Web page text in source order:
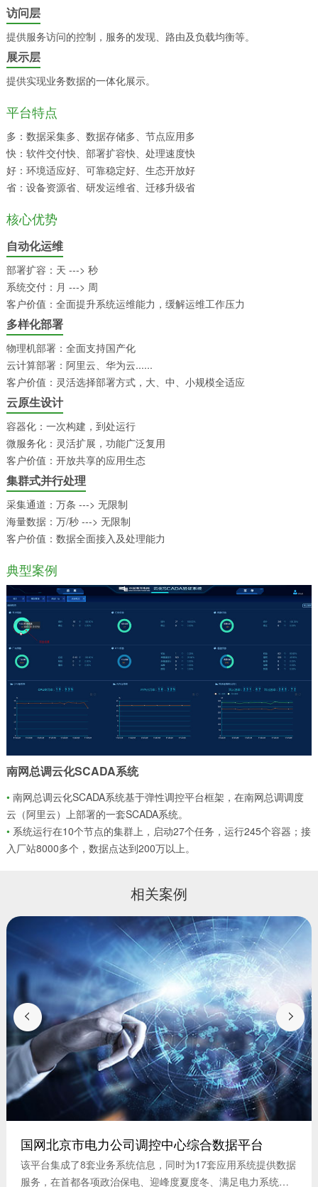
访问层
提供服务访问的控制，服务的发现、路由及负载均衡等。
展示层
提供实现业务数据的一体化展示。
平台特点
多：数据采集多、数据存储多、节点应用多
快：软件交付快、部署扩容快、处理速度快
好：环境适应好、可靠稳定好、生态开放好
省：设备资源省、研发运维省、迁移升级省
核心优势
自动化运维
部署扩容：天 ---> 秒
系统交付：月 ---> 周
客户价值：全面提升系统运维能力，缓解运维工作压力
多样化部署
物理机部署：全面支持国产化
云计算部署：阿里云、华为云......
客户价值：灵活选择部署方式，大、中、小规模全适应
云原生设计
容器化：一次构建，到处运行
微服务化：灵活扩展，功能广泛复用
客户价值：开放共享的应用生态
集群式并行处理
采集通道：万条 ---> 无限制
海量数据：万/秒 ---> 无限制
客户价值：数据全面接入及处理能力
典型案例
南网总调云化SCADA系统
•南网总调云化SCADA系统基于弹性调控平台框架，在南网总调调度
云（阿里云）上部署的一套SCADA系统。
•系统运行在10个节点的集群上，启动27个任务，运行245个容器；接
入厂站8000多个，数据点达到200万以上。
相关案例
国网北京市电力公司调控中心综合数据平台
该平台集成了8套业务系统信息，同时为17套应用系统提供数据
服务，在首都各项政治保电、迎峰度夏度冬、满足电力系统运